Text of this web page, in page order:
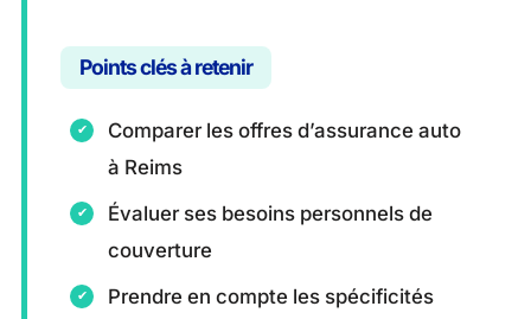
Points clés à retenir
Comparer les offres d’assurance auto
à Reims
Évaluer ses besoins personnels de
couverture
Prendre en compte les spécificités